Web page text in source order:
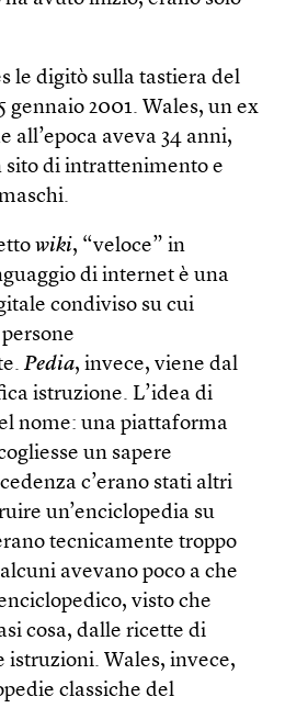
le digitò sulla tastiera del
gennaio 2001. Wales, un ex
all’epoca aveva 34 anni,
sito di intrattenimento e
wiki, “veloce” in
di internet è una
condiviso su cui
Pedia, invece, viene dal
istruzione. L’idea di
nome: una piattaforma
un sapere
c’erano stati altri
un’enciclopedia su
tecnicamente troppo
avevano poco a che
visto che
cosa, dalle ricette di
istruzioni. Wales, invece,
classiche del